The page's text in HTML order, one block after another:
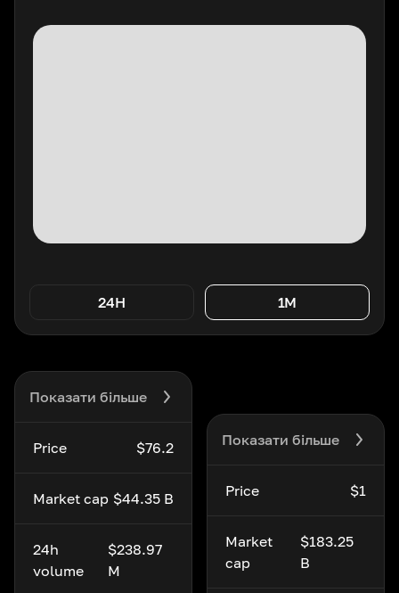
24H 1M
Показати більше
Price $76.2
Market cap $44.35 B
24h
volume
$238.97
M
Показати більше
Price $1
Market
cap
$183.25
B